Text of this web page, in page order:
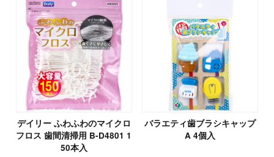
デイリー ふわふわのマイクロ
フロス 歯間清掃用 B-D4801 1
50本入
バラエティ歯ブラシキャップ
A 4個入